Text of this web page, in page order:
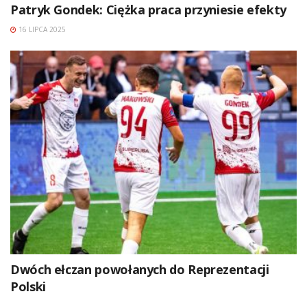
Patryk Gondek: Ciężka praca przyniesie efekty
16 LIPCA 2025
Dwóch ełczan powołanych do Reprezentacji
Polski